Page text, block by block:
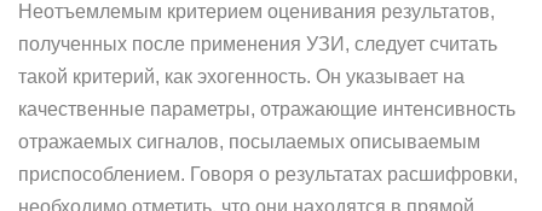
Неотъемлемым критерием оценивания результатов,
полученных после применения УЗИ, следует считать
такой критерий, как эхогенность. Он указывает на
качественные параметры, отражающие интенсивность
отражаемых сигналов, посылаемых описываемым
приспособлением. Говоря о результатах расшифровки,
необходимо отметить, что они находятся в прямой